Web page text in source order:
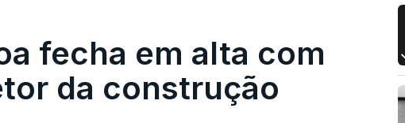
fecha em alta com
fecha em alta com
da construção